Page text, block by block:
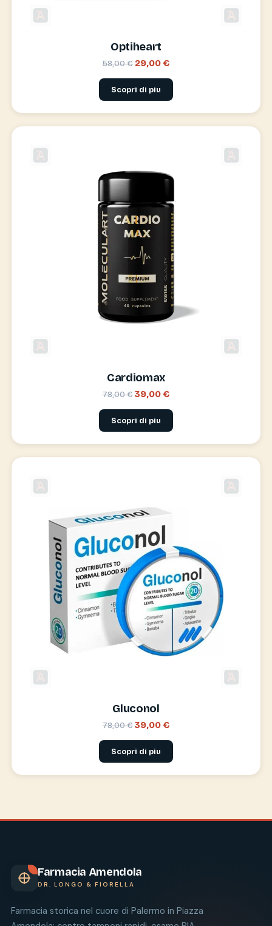
Optiheart
58,00 €29,00 €
Scopri di piu
Cardiomax
78,00 €39,00 €
Scopri di piu
Gluconol
78,00 €39,00 €
Scopri di piu
Farmacia Amendola
DR. LONGO & FIORELLA
Farmacia storica nel cuore di Palermo in Piazza